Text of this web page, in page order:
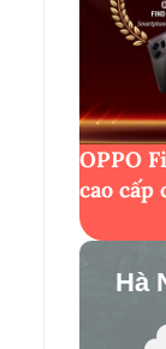
OPPO
cao cấp
Hà